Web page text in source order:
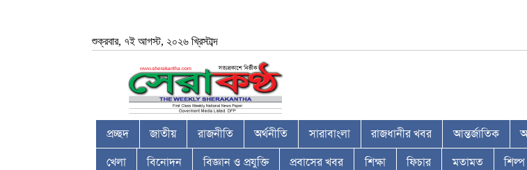
শুক্রবার, ৭ই আগস্ট, ২০২৬ খ্রিস্টাব্দ
প্রচ্ছদ জাতীয় রাজনীতি অর্থনীতি সারাবাংলা রাজধানীর খবর আন্তর্জাতিক
খেলা বিনোদন বিজ্ঞান ও প্রযুক্তি প্রবাসের খবর শিক্ষা ফিচার মতামত